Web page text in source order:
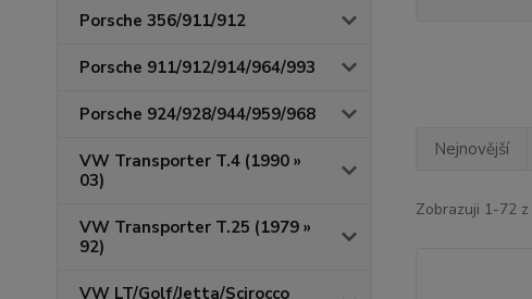
Porsche 356/911/912
Porsche 911/912/914/964/993
Porsche 924/928/944/959/968
VW Transporter T.4 (1990 »
03)
VW Transporter T.25 (1979 »
92)
VW LT/Golf/Jetta/Scirocco
Nejnovější
Zobrazuji 1-72